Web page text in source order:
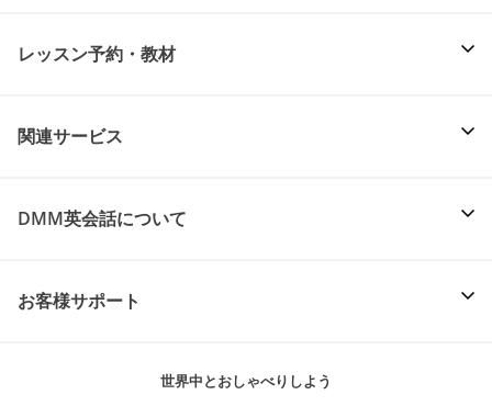
レッスン予約・教材
関連サービス
DMM英会話について
お客様サポート
世界中とおしゃべりしよう